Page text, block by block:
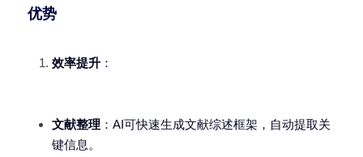
优势
效率提升 ：
文献整理 ：AI可快速生成文献综述框架，自动提取关
键信息。